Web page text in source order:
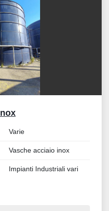
Varie
Vasche acciaio inox
Impianti Industriali vari